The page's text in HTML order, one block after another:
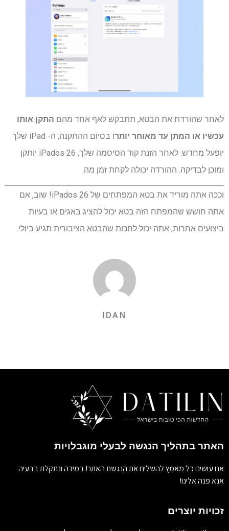
לאחר שהורדת את הבטא, תתבקש לאף אחד מהם התקן אותו
עכשיו או המתן עד מאוחר יותר
ו בסיום ההתקנה, ה- iPad שלך
יופעל מחדש. לאחר הזנת קוד הסיסמה שלך, iPados 26 יותקן
ומוכן לבדיקה. ההורדה יכולה לקחת זמן מה.
וככה אתה מוריד את בטא המפתחים של iPados 26! שוב, אם
אתה חושש שהמפתח הזה בטא יכול להציג באגים או בעיות
ביצועים אחרות, אתה יכול לחכות שהבטא הציבורית תגיע ביולי.
IDAN
האתר בתהליך הנגשה לבעלי מוגבלויות
אנו עושים כל מאמץ להשלים את הנגשת האתר! במידה ונתקלת בבעיה
אנא פנה אלינו!
זכויות יוצרים